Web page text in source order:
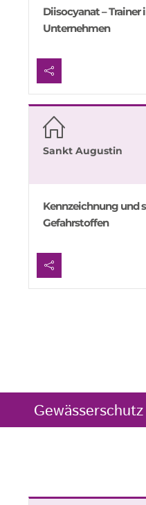
Diisocyanat – Trainer
Unternehmen
Sankt Augustin
Kennzeichnung und
Gefahrstoffen
Gewässerschutz